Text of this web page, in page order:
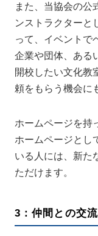
また、当協会の公
ンストラクターと
って、イベントで
企業や団体、ある
開校したい文化教
頼をもらう機会に
ホームページを持
ホームページとし
いる人には、新た
ただけます。
3：仲間との交